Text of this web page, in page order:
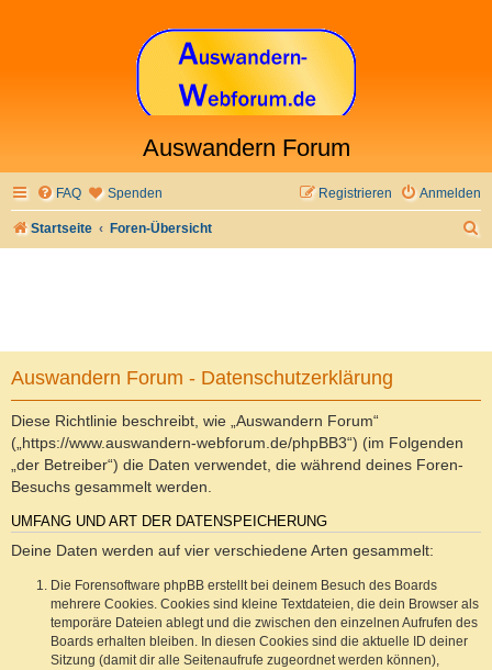
Auswandern Forum
FAQ Spenden Anmelden
Registrieren
Startseite Foren-Übersicht
Auswandern Forum - Datenschutzerklärung
Diese Richtlinie beschreibt, wie „Auswandern Forum“
(„https://www.auswandern-webforum.de/phpBB3“) (im Folgenden
„der Betreiber“) die Daten verwendet, die während deines Foren-
Besuchs gesammelt werden.
UMFANG UND ART DER DATENSPEICHERUNG
Deine Daten werden auf vier verschiedene Arten gesammelt:
Die Forensoftware phpBB erstellt bei deinem Besuch des Boards
mehrere Cookies. Cookies sind kleine Textdateien, die dein Browser als
temporäre Dateien ablegt und die zwischen den einzelnen Aufrufen des
Boards erhalten bleiben. In diesen Cookies sind die aktuelle ID deiner
Sitzung (damit dir alle Seitenaufrufe zugeordnet werden können),